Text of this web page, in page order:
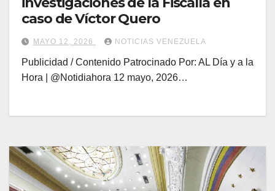
caso de Víctor Quero
MAYO 12, 2026 NOTICIAS VENEZUELA
Publicidad / Contenido Patrocinado Por: AL Día y a la
Hora | @Notidiahora 12 mayo, 2026…